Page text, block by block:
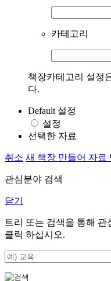
카테고리
책장카테고리 설정
다.
Default 설정
설정
선택한 자료
취소 새 책장 만들어 자료
관심분야 검색
닫기
트리 또는 검색을 통해
클릭 하십시오.